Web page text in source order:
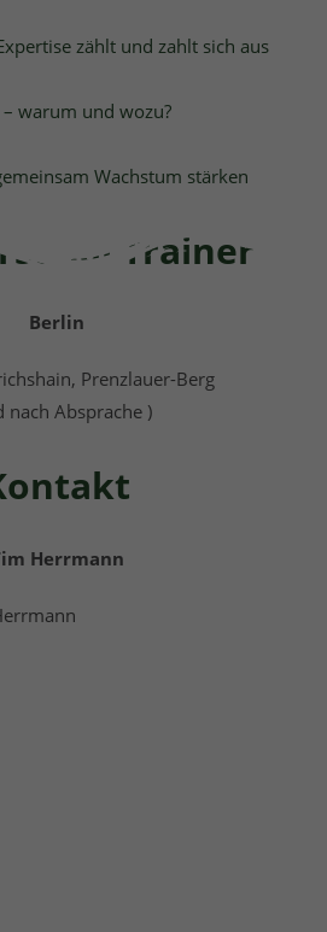
zählt und zahlt sich aus
warum und wozu?
Wachstum stärken
Trainer
Berlin
Prenzlauer-Berg
nach Absprache )
Herrmann